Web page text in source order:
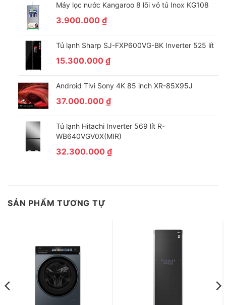
hạn chế tiếng ồn, tốc độ vắt cao hơn, kiểm soát và xác định
khối lượng quần áo chính xác hơn…
tiết kiệm điện hơn so với máy giặt trang bị động cơ thông
thường.
Công nghệ giặt Greatwaves trên máy giặt Toshiba Inverter kết
hợp cùng hiệu ứng 3 luồng từ 3 hướng khác nhau tạo nên luồng
nước siêu sóng giúp đánh bật mọi vết bẩn cứng đầu. Từ đó còn
giảm được lượng nước và điện năng tiêu thụ, tiết kiệm chi phí
Máy lọc nước Kangaroo 8 lõi vỏ tủ Inox KG108
3.900.000 ₫
Tủ lạnh Sharp SJ-FXP600VG-BK Inverter 525 lít
15.300.000 ₫
Android Tivi Sony 4K 85 inch XR-85X95J
37.000.000 ₫
Tủ lạnh Hitachi Inverter 569 lít R-
WB640VGV0X(MIR)
32.300.000 ₫
SẢN PHẨM TƯƠNG TỰ